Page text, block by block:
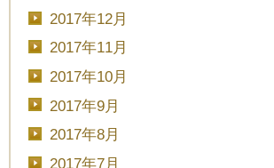
2017年12月
2017年11月
2017年10月
2017年9月
2017年8月
2017年7月